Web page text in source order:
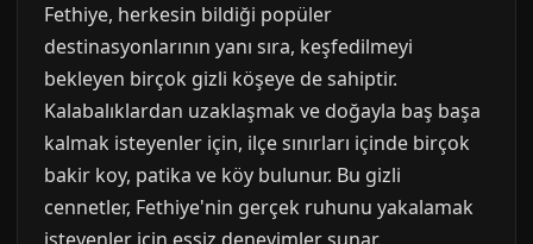
Fethiye, herkesin bildiği popüler
destinasyonlarının yanı sıra, keşfedilmeyi
bekleyen birçok gizli köşeye de sahiptir.
Kalabalıklardan uzaklaşmak ve doğayla baş başa
kalmak isteyenler için, ilçe sınırları içinde birçok
bakir koy, patika ve köy bulunur. Bu gizli
cennetler, Fethiye'nin gerçek ruhunu yakalamak